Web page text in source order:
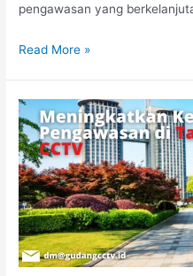
pengawasan yang
Read More »